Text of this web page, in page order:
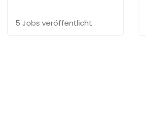
5 Jobs veröffentlicht